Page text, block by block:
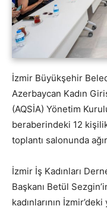
İzmir Büyükşehir
Azerbaycan Kadın
(AQSİA) Yönetim
beraberindeki 12
toplantı salonunda
İzmir İş Kadınları
Başkanı Betül
kadınlarının